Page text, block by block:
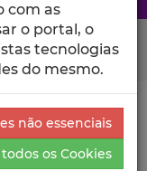
Detalhada da
com as
o portal, o
tecnologias
do mesmo.
não essenciais
os Cookies